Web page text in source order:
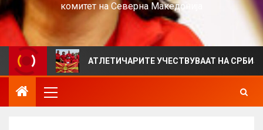
комитет на Северна Македонија
АТЛЕТИЧАРИТЕ УЧЕСТВУВААТ НА СРБИЈА ОПЕН